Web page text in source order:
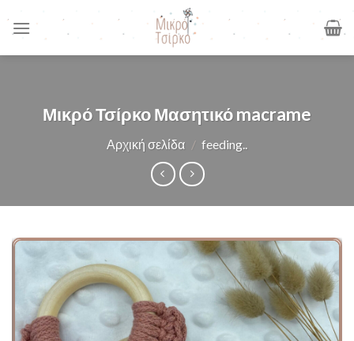
Μικρό Τσίρκο Μασητικό macrame
Αρχική σελίδα / feeding..